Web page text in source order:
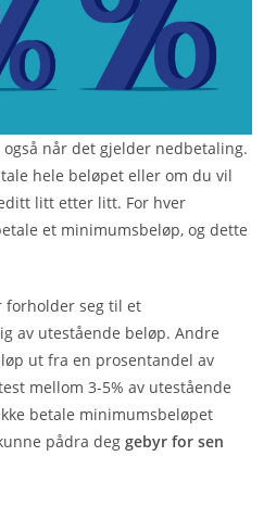
når det gjelder nedbetaling.
hele beløpet eller om du vil
litt etter litt. For hver
et minimumsbeløp, og dette
forholder seg til et
av utestående beløp. Andre
ut fra en prosentandel av
mellom 3-5% av utestående
betale minimumsbeløpet
pådra deggebyr for sen